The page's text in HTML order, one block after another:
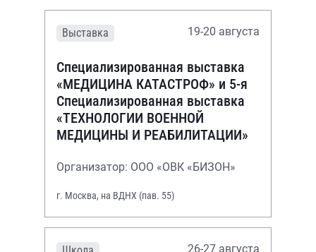
Выставка 19-20 августа
Специализированная выставка
«МЕДИЦИНА КАТАСТРОФ» и 5-я
Специализированная выставка
«ТЕХНОЛОГИИ ВОЕННОЙ
МЕДИЦИНЫ И РЕАБИЛИТАЦИИ»
Организатор: ООО «ОВК «БИЗОН»
г. Москва, на ВДНХ (пав. 55)
26-27 августа